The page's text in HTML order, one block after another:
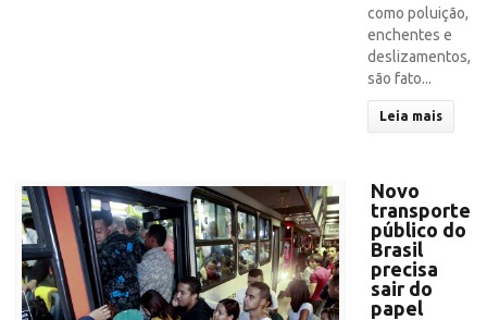
como poluição,
enchentes e
deslizamentos,
são fato...
Leia mais
Novo
transporte
público do
Brasil
precisa
sair do
papel